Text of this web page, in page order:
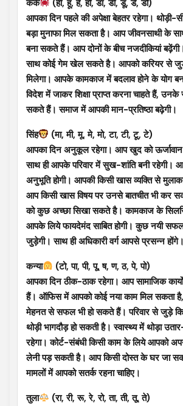
कर्क
(ही, हू, हे, हो, डा, डी, डू, डे, डो)
आपका दिन पहले की अपेक्षा बेहतर रहेगा। थोड़ी-
बड़ा मुनाफा मिल सकता है। आप जीवनसाथी के
बना सकते हैं। आप दोनों के बीच नजदीकियां
साथ कोई गेम खेल सकते है। आपको करियर से
मिलेगा। आपके कामकाज में बदलाव होने के योग
विदेश में जाकर शिक्षा प्राप्त करना चाहते हैं, उनके
सकते हैं। समाज में आपकी मान-प्रतिष्ठा बढ़ेगी।
सिंह
(मा, मी, मू, मे, मो, टा, टी, टू, टे)
आपका दिन अनुकूल रहेगा। आप खुद को
साथ ही आपके परिवार में सुख-शांति बनी रहेगी।
अनुभूति होगी। आपकी किसी खास व्यक्ति से
आप किसी खास विषय पर उनसे बातचीत भी कर
को कुछ अच्छा सिखा सकते है। कामकाज के
आपके लिये फायदेमंद साबित होगी। कुछ नयी
जुड़ेगी। साथ ही अधिकारी वर्ग आपसे प्रसन्न होंगे।
कन्या
(टो, पा, पी, पू, ष, ण, ठ, पे, पो)
आपका दिन ठीक-ठाक रहेगा। आप सामाजिक
हैं। ऑफिस में आपको कोई नया काम मिल सकता
मेहनत से सफल भी हो सकते हैं। परिवार से जुड़े
थोड़ी भागदौड़ हो सकती है। स्वास्थ्य में थोड़ा
रहेगा। कोर्ट-संबंधी किसी काम के लिये आपको
लेनी पड़ सकती है। आप किसी दोस्त के घर जा
मामलों में आपको सतर्क रहना चाहिए।
तुला
(रा, री, रू, रे, रो, ता, ती, तू, ते)